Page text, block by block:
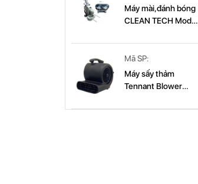
mài,đánh bóng
CLEAN TECH Model:
Máy mài,đánh bóng
CLEAN TECH Model
Mã SP:
Máy sấy thảm
Tennant Blower